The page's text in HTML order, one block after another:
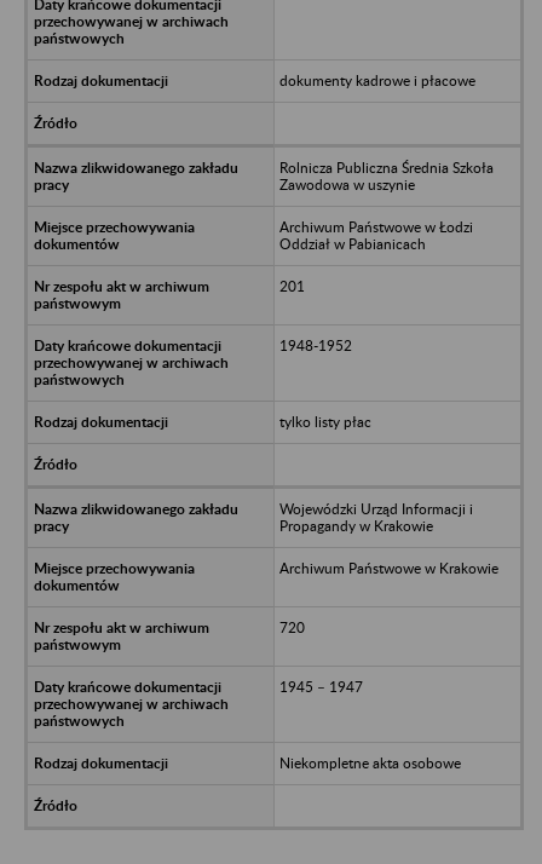
dokumenty kadrowe i płacowe
Rolnicza Publiczna Średnia Szkoła
Zawodowa w uszynie
Archiwum Państwowe w Łodzi
Oddział w Pabianicach
201
1948-1952
tylko listy płac
Wojewódzki Urząd Informacji i
Propagandy w Krakowie
Archiwum Państwowe w Krakowie
720
1945 – 1947
Niekompletne akta osobowe